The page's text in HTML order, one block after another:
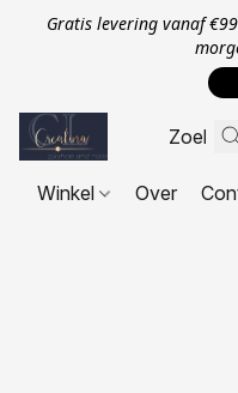
Gratis levering vanaf
Winkel Over